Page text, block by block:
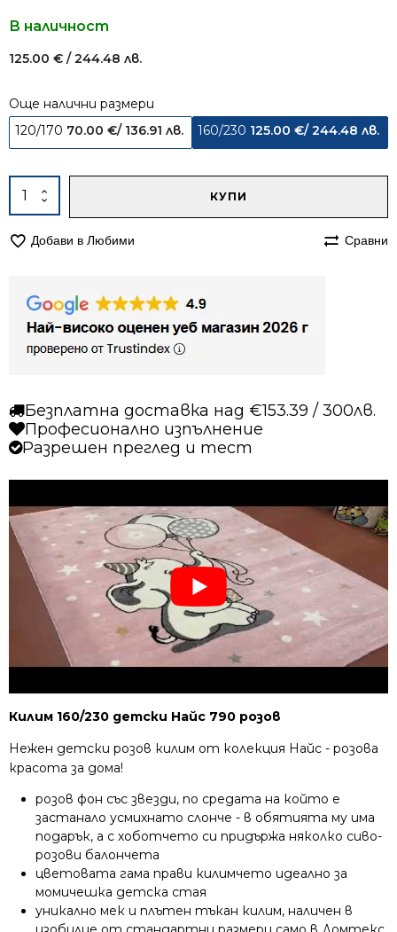
В наличност
125.00 € / 244.48 лв.
Още налични размери
120/170 70.00 €/ 136.91 лв. 160/230 125.00€/ 244.48 лв.
количество
за
160/230
790
розов
КУПИ
Добави в Любими Сравни
Безплатна доставка над €153.39 / 300лв.
Професионално изпълнение
Разрешен преглед и тест
Килим 160/230 детски Найс 790 розов
Нежен детски розов килим от колекция Найс - розова
красота за дома!
розов фон със звезди, по средата на който е
застанало усмихнато слонче - в обятията му има
подарък, а с хоботчето си придържа няколко сиво-
розови балончета
цветовата гама прави килимчето идеално за
момичешка детска стая
уникално мек и плътен тъкан килим, наличен в